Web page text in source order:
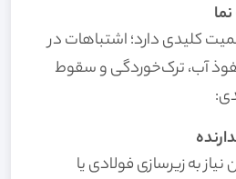
کلیدی دارد؛ اشتباهات در
آب، ترک‌خوردگی و سقوط
به زیرسازی فولادی یا